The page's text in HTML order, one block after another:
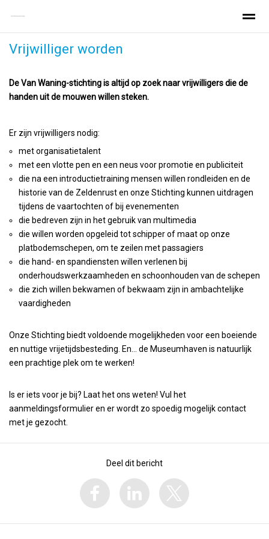
Home Zeldenrust Varen Zeldenrust
Home Zoeken Nieuws
Vrijwilliger worden
De Van Waning-stichting is altijd op zoek naar vrijwilligers die de
handen uit de mouwen willen steken.
Er zijn vrijwilligers nodig:
met organisatietalent
met een vlotte pen en een neus voor promotie en publiciteit
die na een introductietraining mensen willen rondleiden en de
historie van de Zeldenrust en onze Stichting kunnen uitdragen
tijdens de vaartochten of bij evenementen
die bedreven zijn in het gebruik van multimedia
die willen worden opgeleid tot schipper of maat op onze
platbodemschepen, om te zeilen met passagiers
die hand- en spandiensten willen verlenen bij
onderhoudswerkzaamheden en schoonhouden van de schepen
die zich willen bekwamen of bekwaam zijn in ambachtelijke
vaardigheden
Onze Stichting biedt voldoende mogelijkheden voor een boeiende
en nuttige vrijetijdsbesteding. En… de Museumhaven is natuurlijk
een prachtige plek om te werken!
Is er iets voor je bij? Laat het ons weten! Vul het
aanmeldingsformulier en er wordt zo spoedig mogelijk contact
met je gezocht.
Deel dit bericht